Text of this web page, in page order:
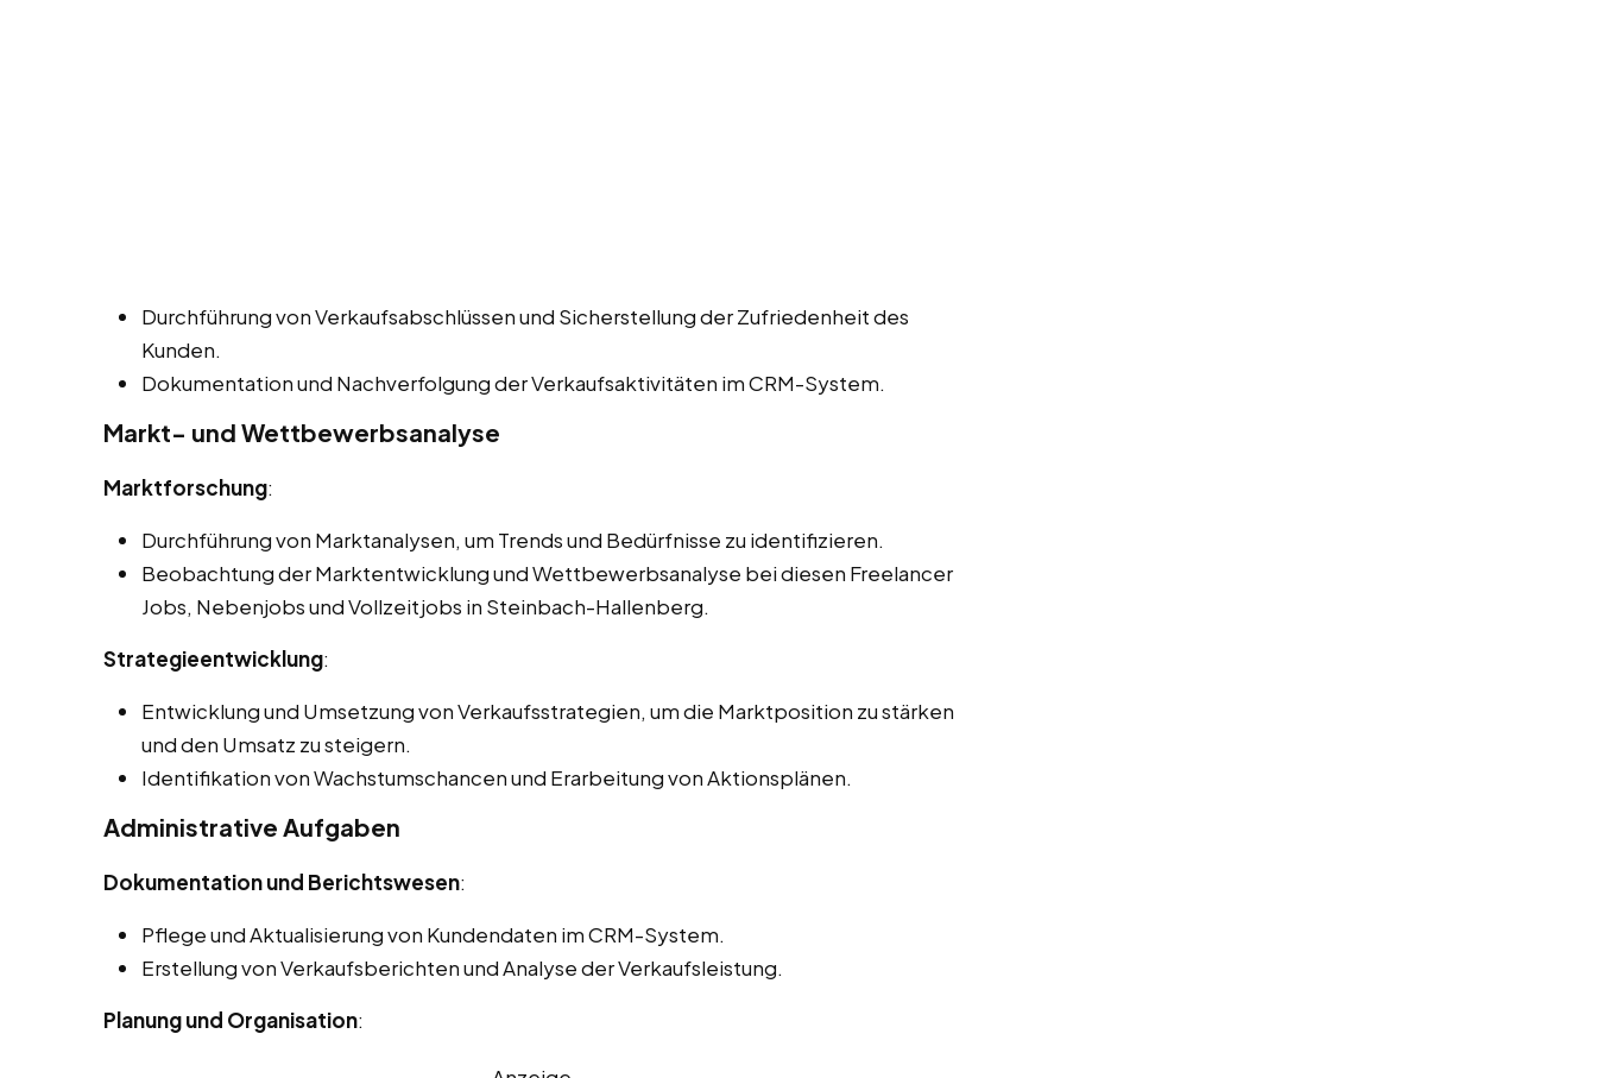
Durchführung von Verkaufsabschlüssen und Sicherstellung der Zufriedenheit des
Kunden.
Dokumentation und Nachverfolgung der Verkaufsaktivitäten im CRM-System.
Markt- und Wettbewerbsanalyse
Marktforschung:
Durchführung von Marktanalysen, um Trends und Bedürfnisse zu identifizieren.
Beobachtung der Marktentwicklung und Wettbewerbsanalyse bei diesen Freelancer
Jobs, Nebenjobs und Vollzeitjobs in Steinbach-Hallenberg.
Strategieentwicklung:
Entwicklung und Umsetzung von Verkaufsstrategien, um die Marktposition zu stärken
und den Umsatz zu steigern.
Identifikation von Wachstumschancen und Erarbeitung von Aktionsplänen.
Administrative Aufgaben
Dokumentation und Berichtswesen:
Pflege und Aktualisierung von Kundendaten im CRM-System.
Erstellung von Verkaufsberichten und Analyse der Verkaufsleistung.
Planung und Organisation: